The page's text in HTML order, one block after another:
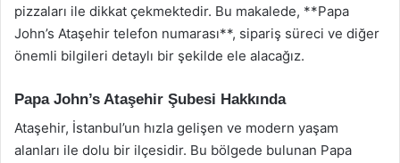
pizzaları ile dikkat çekmektedir. Bu makalede, **Papa
John’s Ataşehir telefon numarası**, sipariş süreci ve diğer
önemli bilgileri detaylı bir şekilde ele alacağız.
Papa John’s Ataşehir Şubesi Hakkında
Ataşehir, İstanbul’un hızla gelişen ve modern yaşam
alanları ile dolu bir ilçesidir. Bu bölgede bulunan Papa